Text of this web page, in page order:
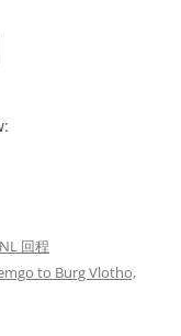
回程
to Burg Vlotho,